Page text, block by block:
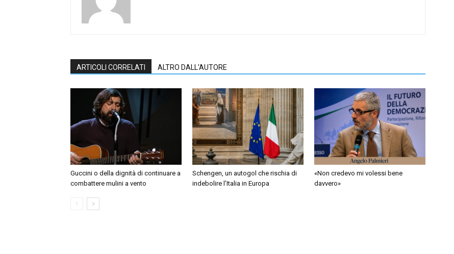
ARTICOLI CORRELATI ALTRO DALL'AUTORE
Guccini o della dignità di continuare a
combattere mulini a vento
Schengen, un autogol che rischia di
indebolire l’Italia in Europa
«Non credevo mi volessi bene
davvero»